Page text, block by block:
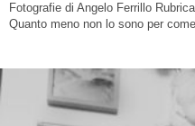
Fotografie di Angelo Ferrillo
Quanto meno non lo sono per